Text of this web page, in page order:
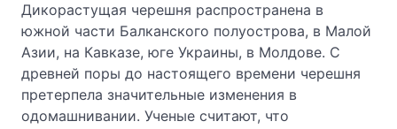
Дикорастущая черешня распространена в
южной части Балканского полуострова, в Малой
Азии, на Кавказе, юге Украины, в Молдове. С
древней поры до настоящего времени черешня
претерпела значительные изменения в
одомашнивании. Ученые считают, что